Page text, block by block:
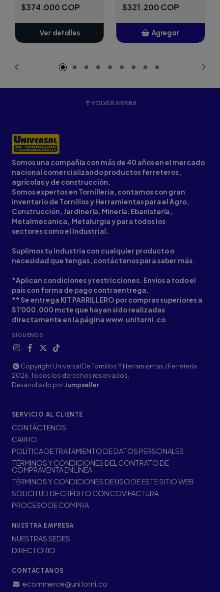
$374.000 COP
Ver detalles
$321.200 COP
Agregar
VOLVER ARRIBA
Somos una compañía con más de 40 años en el mercado
nacional comercializando productos ferreteros,
agrícolas y de construcción.
Somos expertos en Tornilleria, contamos con gran
inventario de Tornillos y Herramientas para el Agro,
Construcción, Jardinería, Minería, Ebanistería,
Metalmecanica, Metalurgia y para todos los
sectores como el Industrial.
Suplimos tu industria con cualquier producto o
necesidad que tengas, contáctanos para saber más.
*Aplican condiciones y restricciones. Envíos a todo el
país con forma de pago contraentrega.
** Se entrega KIT PARRILLERO por compras superiores a
$1'000.000 mcte que hayan sido realizadas
directamente en la página www.unitorni.co
SÍGUENOS
Copyright Universal De Tornillos Y Herramientas / Ferretería
2026. Todos los derechos reservados.
Desarrollado porJumpseller
SERVICIO AL CLIENTE
CONTÁCTENOS
CARRO
POLÍTICA DE TRATAMIENTO DE DATOS PERSONALES
TÉRMINOS Y CONDICIONES DEL CONTRATO DE
COMPRAVENTA EN LÍNEA
TÉRMINOS Y CONDICIONES DE USO DE ESTE SITIO WEB
SOLICITUD DE CRÉDITO CON COVIFACTURA
PROCESO DE COMPRA
NUESTRA EMPRESA
NUESTRAS SEDES
DIRECTORIO
CONTÁCTANOS
ecommerce@unitorni.co